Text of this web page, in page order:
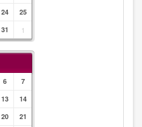
24
25
31 1
6
7
13
14
20
21